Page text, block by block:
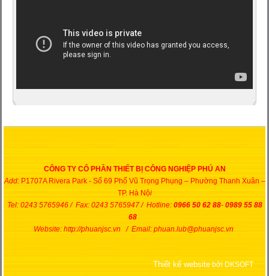
CÔNG TY CỔ PHẦN THIẾT BỊ CÔNG NGHIỆP PHÚ AN
Add:P1707A Rivera Park - Số 69 Phố Vũ Trọng Phụng – Phường Thanh Xuân –
TP. Hà Nội
Tel: 0243 5765946 / Fax: 0243 5765947 / Hotline: 0966 50 62 88- 0989 55 88
68
Website: http://phuanjsc.vn / Email: phuan.lub@phuanjsc.vn
Thiết kế website bởi DKSOFT